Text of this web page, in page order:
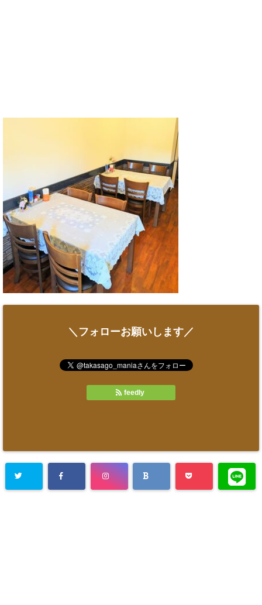
＼フォローお願いします／
feedly